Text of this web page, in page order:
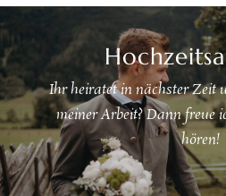
Ihr heiratet in nächster Zeit
meiner Arbeit? Dann freue
hören!
HOME
ÜBER MICH
AKTUELLE